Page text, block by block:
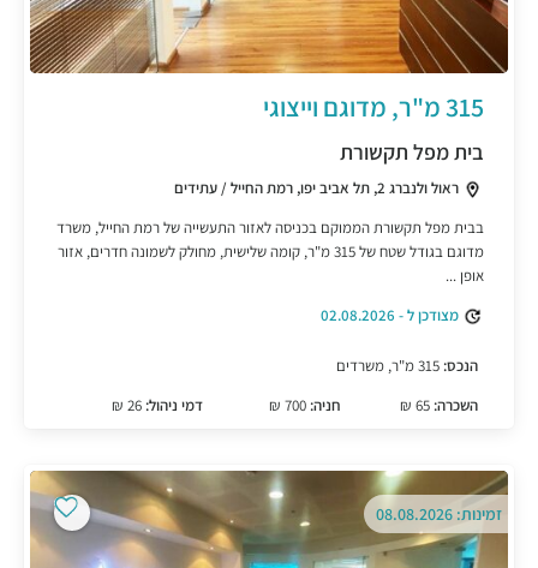
315 מ"ר, מדוגם וייצוגי
בית מפל תקשורת
ראול ולנברג 2, תל אביב יפו, רמת החייל / עתידים
בבית מפל תקשורת הממוקם בכניסה לאזור התעשייה של רמת החייל, משרד
מדוגם בגודל שטח של 315 מ"ר, קומה שלישית, מחולק לשמונה חדרים, אזור
אופן ...
מצודכן ל - 02.08.2026
הנכס:
השכרה:
חניה: 700 ₪ דמי ניהול:
זמינות: 08.08.2026